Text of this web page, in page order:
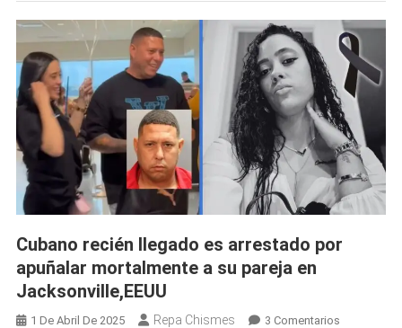
Cubano recién llegado es arrestado por
apuñalar mortalmente a su pareja en
Jacksonville,EEUU
1 De Abril De 2025 Repa Chismes 3 ComentariosEn